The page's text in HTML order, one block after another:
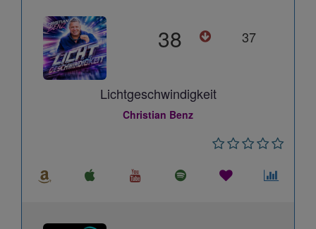
38 37
Lichtgeschwindigkeit
Christian Benz